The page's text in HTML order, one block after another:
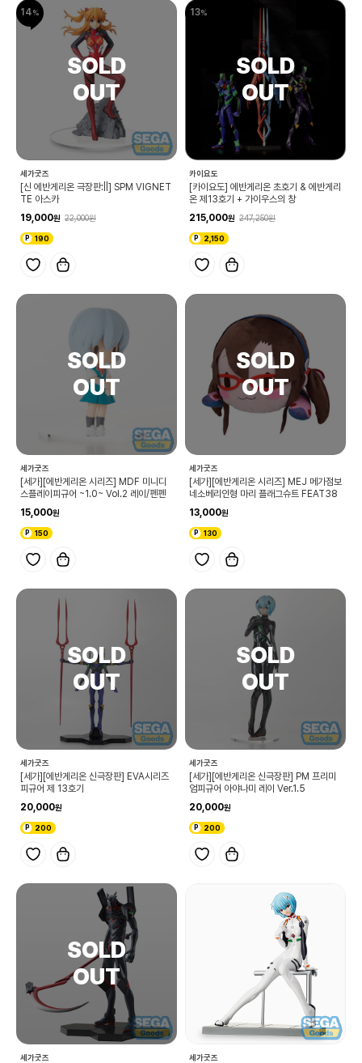
14
세가굿즈
[신 에반게리온 극장판:||] SPM VIGNET
TE 아스카
19,000
22,000
190
13
카이요도
[카이요도] 에반게리온 초호기 & 에반게리
온 제13호기 + 가이우스의 창
215,000
247,250
2,150
세가굿즈
[세가][에반게리온 시리즈] MDF 미니디
스플레이피규어 ~1.0~ Vol.2 레이/펜펜
15,000
150
세가굿즈
[세가][에반게리온 시리즈] MEJ 메가점보
네소베리인형 마리 플래그슈트 FEAT38
13,000
130
세가굿즈
[세가][에반게리온 신극장판] EVA시리즈
피규어 제 13호기
20,000
200
세가굿즈
[세가][에반게리온 신극장판] PM 프리미
엄피규어 아야나미 레이 Ver.1.5
20,000
200
세가굿즈 세가굿즈